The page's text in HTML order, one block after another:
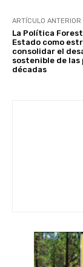
ARTÍCULO ANTERIOR
La Política
Estado como
consolidar el
sostenible de las
décadas